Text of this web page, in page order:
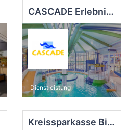
CASCADE Erlebnisbad mit Saunawelt
Dienstleistung
Kreissparkasse Bitburg-Prüm - Hauptstelle